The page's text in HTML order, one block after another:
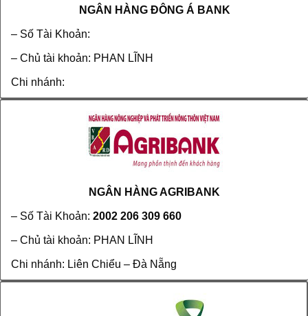
NGÂN HÀNG ĐÔNG Á BANK
– Số Tài Khoản:
– Chủ tài khoản: PHAN LĨNH
Chi nhánh:
NGÂN HÀNG AGRIBANK
– Số Tài Khoản: 2002 206 309 660
– Chủ tài khoản: PHAN LĨNH
Chi nhánh: Liên Chiểu – Đà Nẵng